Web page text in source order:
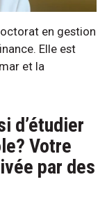
en gestion
Elle est
et la
d’étudier
Votre
par des